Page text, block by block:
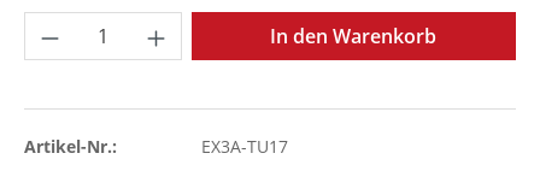
Produkt Anzahl: Gib den gewünschten
In den Warenkorb
Artikel-Nr.: EX3A-TU17